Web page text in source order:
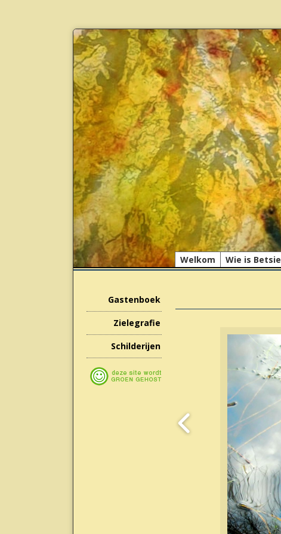
Welkom Wie is Betsie
Gastenboek
Zielegrafie
Schilderijen